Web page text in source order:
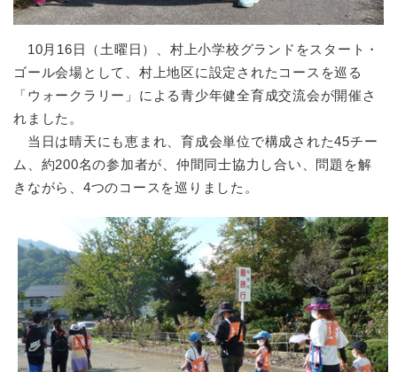
10月16日（土曜日）、村上小学校グランドをスタート・
ゴール会場として、村上地区に設定されたコースを巡る
「ウォークラリー」による青少年健全育成交流会が開催さ
れました。
当日は晴天にも恵まれ、育成会単位で構成された45チー
ム、約200名の参加者が、仲間同士協力し合い、問題を解
きながら、4つのコースを巡りました。